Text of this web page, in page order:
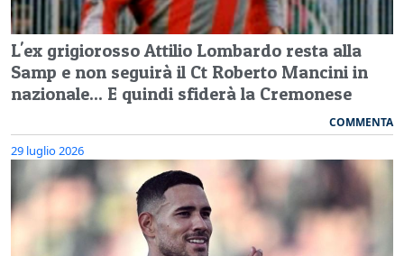
L'ex grigiorosso Attilio Lombardo resta alla
Samp e non seguirà il Ct Roberto Mancini in
nazionale... E quindi sfiderà la Cremonese
COMMENTA
29 luglio 2026